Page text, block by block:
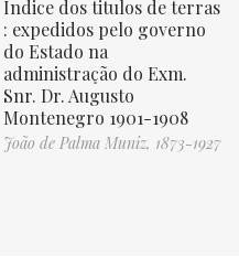
Indice dos titulos de terras
: expedidos pelo governo
do Estado na
administração do Exm.
Snr. Dr. Augusto
Montenegro 1901-1908
João de Palma Muniz, 1873-1927